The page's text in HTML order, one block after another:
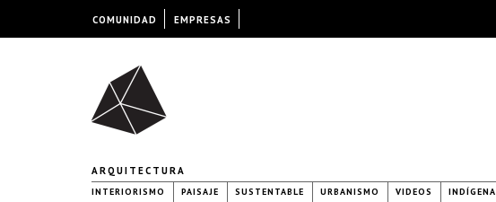
ARQUITECTURA
INTERIORISMO PAISAJE SUSTENTABLE URBANISMO VIDEOS INDÍGENA
COMUNIDAD EMPRESAS